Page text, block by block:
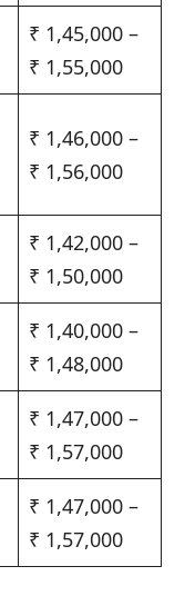
₹ 1,45,000 –
₹ 1,55,000
₹ 1,46,000 –
₹ 1,56,000
₹ 1,42,000 –
₹ 1,50,000
₹ 1,40,000 –
₹ 1,48,000
₹ 1,47,000 –
₹ 1,57,000
₹ 1,47,000 –
₹ 1,57,000